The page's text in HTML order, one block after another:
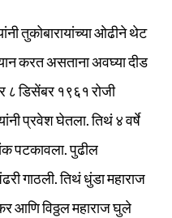
तुकोबारायांच्या ओढीने थेट
करत असताना अवघ्या दीड
८ डिसेंबर १९६१ रोजी
प्रवेश घेतला. तिथं ४ वर्षे
पटकावला. पुढील
गाठली. तिथं धुंडा महाराज
आणि विठ्ठल महाराज घुले